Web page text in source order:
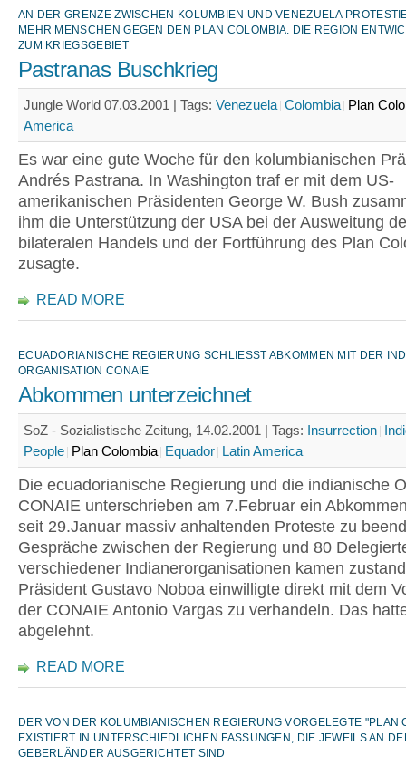
AN DER GRENZE ZWISCHEN KOLUMBIEN UND VENEZUELA
MEHR MENSCHEN GEGEN DEN PLAN COLOMBIA. DIE REGION
ZUM KRIEGSGEBIET
Pastranas Buschkrieg
Jungle World 07.03.2001 | Tags: Venezuela Colombia Plan
America
Es war eine gute Woche für den kolumbianischen
Andrés Pastrana. In Washington traf er mit dem US-
amerikanischen Präsidenten George W. Bush
ihm die Unterstützung der USA bei der Ausweitung
bilateralen Handels und der Fortführung des Plan
zusagte.
READ MORE
ECUADORIANISCHE REGIERUNG SCHLIESST ABKOMMEN MIT DER
RGANISATION CONAIE
Abkommen unterzeichnet
SoZ - Sozialistische Zeitung, 14.02.2001 | Tags: Insurrection
People Plan Colombia Equador Latin America
Die ecuadorianische Regierung und die indianische
CONAIE unterschrieben am 7.Februar ein
seit 29.Januar massiv anhaltenden Proteste zu
Gespräche zwischen der Regierung und 80
verschiedener Indianerorganisationen kamen
Präsident Gustavo Noboa einwilligte direkt mit dem
der CONAIE Antonio Vargas zu verhandeln. Das
abgelehnt.
READ MORE
DER VON DER KOLUMBIANISCHEN REGIERUNG VORGELEGTE "PLAN
EXISTIERT IN UNTERSCHIEDLICHEN FASSUNGEN, DIE JEWEILS AN
GEBERLÄNDER AUSGERICHTET SIND